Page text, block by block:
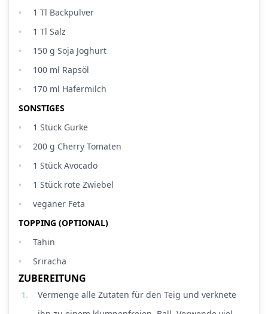
1 Tl Backpulver
1 Tl Salz
150 g Soja Joghurt
100 ml Rapsöl
170 ml Hafermilch
SONSTIGES
1 Stück Gurke
200 g Cherry Tomaten
1 Stück Avocado
1 Stück rote Zwiebel
veganer Feta
TOPPING (OPTIONAL)
Tahin
Sriracha
ZUBEREITUNG
1.
Vermenge alle Zutaten für den Teig und verknete